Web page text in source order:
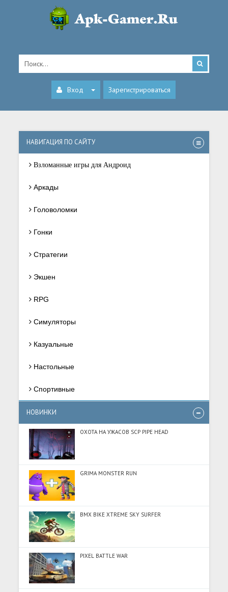
Вход Зарегистрироваться
НАВИГАЦИЯ ПО САЙТУ
Взломанные игры для Андроид
Аркады
Головоломки
Гонки
Стратегии
Экшен
RPG
Симуляторы
Казуальные
Настольные
Спортивные
НОВИНКИ
ОХОТА НА УЖАСОВ SCP PIPE HEAD
GRIMA MONSTER RUN
BMX BIKE XTREME SKY SURFER
PIXEL BATTLE WAR